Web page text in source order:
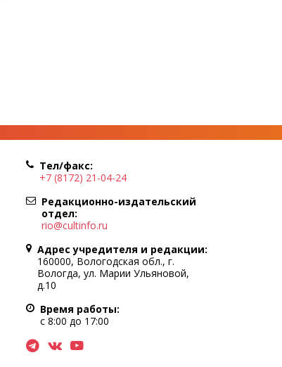
Тел/факс:
+7 (8172) 21-04-24
Редакционно-издательский
отдел:
rio@cultinfo.ru
Адрес учредителя и редакции:
160000, Вологодская обл., г.
Вологда, ул. Марии Ульяновой,
д.10
Время работы:
с 8:00 до 17:00